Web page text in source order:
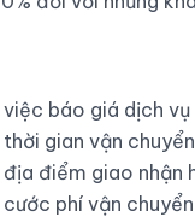
việc báo giá dịch vụ
gian vận chuyển
điểm giao nhận
phí vận chuyển